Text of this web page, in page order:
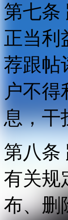
第七条
正当利
荐跟帖
户不
息，干
第八条
有关规
布、删